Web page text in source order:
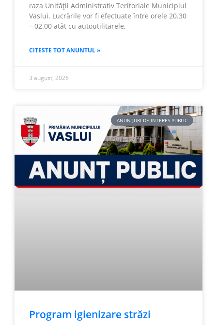
raza Unității Administrativ Teritoriale Municipiul
Vaslui. Lucrările vor fi efectuate între orele 20.30
– 02.00 atât cu autoutilitarele,
CITESTE TOT ANUNTUL »
3 august, 2026
ANUNȚURI DE INTERES PUBLIC
Program igienizare străzi